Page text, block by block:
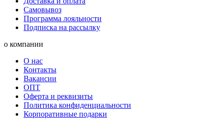
Самовывоз
Программа лояльности
Подписка на рассылку
о компании
О нас
Контакты
Вакансии
ОПТ
Оферта и реквизиты
Политика конфиденциальности
Корпоративные подарки